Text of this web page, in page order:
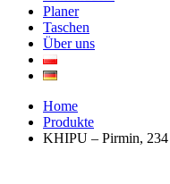
Planer
Taschen
Über uns
Home
Produkte
KHIPU – Pirmin, 234